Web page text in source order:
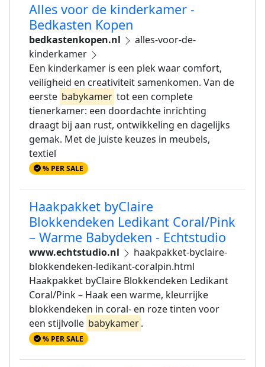
Alles voor de kinderkamer -
Bedkasten Kopen
bedkastenkopen.nl
alles-voor-de-
kinderkamer
Een kinderkamer is een plek waar comfort,
veiligheid en creativiteit samenkomen. Van de
eerste babykamer tot een complete
tienerkamer: een doordachte inrichting
draagt bij aan rust, ontwikkeling en dagelijks
gemak. Met de juiste keuzes in meubels,
textiel
% PER SALE
Haakpakket byClaire
Blokkendeken Ledikant Coral/Pink
– Warme Babydeken - Echtstudio
www.echtstudio.nl
haakpakket-byclaire-
blokkendeken-ledikant-coralpin.html
Haakpakket byClaire Blokkendeken Ledikant
Coral/Pink – Haak een warme, kleurrijke
blokkendeken in coral- en roze tinten voor
een stijlvolle babykamer.
% PER SALE